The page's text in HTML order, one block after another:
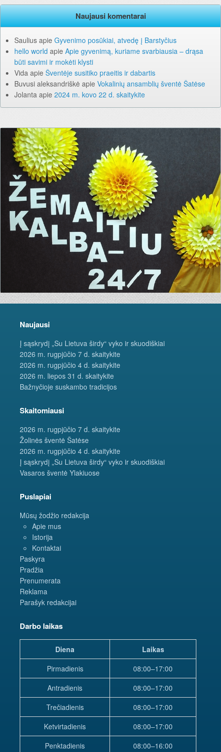
Naujausi komentarai
Saulius apie Gyvenimo posūkiai, atvedę į Barstyčius
hello world apie Apie gyvenimą, kuriame svarbiausia – drąsa
būti savimi ir mokėti klysti
Vida apie Šventėje susitiko praeitis ir dabartis
Buvusi aleksandriškė apie Vokalinių ansamblių šventė Šatėse
Jolanta apie 2024 m. kovo 22 d. skaitykite
Naujausi
Į sąskrydį „Su Lietuva širdy“ vyko ir skuodiškiai
2026 m. rugpjūčio 7 d. skaitykite
2026 m. rugpjūčio 4 d. skaitykite
2026 m. liepos 31 d. skaitykite
Bažnyčioje suskambo tradicijos
Skaitomiausi
2026 m. rugpjūčio 7 d. skaitykite
Žolinės šventė Šatėse
2026 m. rugpjūčio 4 d. skaitykite
Į sąskrydį „Su Lietuva širdy“ vyko ir skuodiškiai
Vasaros šventė Ylakiuose
Puslapiai
Mūsų žodžio redakcija
Apie mus
Istorija
Kontaktai
Paskyra
Pradžia
Prenumerata
Reklama
Parašyk redakcijai
Darbo laikas
Diena
Laikas
Pirmadienis
08:00–17:00
Antradienis
08:00–17:00
Trečiadienis
08:00–17:00
Ketvirtadienis
08:00–17:00
Penktadienis
08:00–16:00